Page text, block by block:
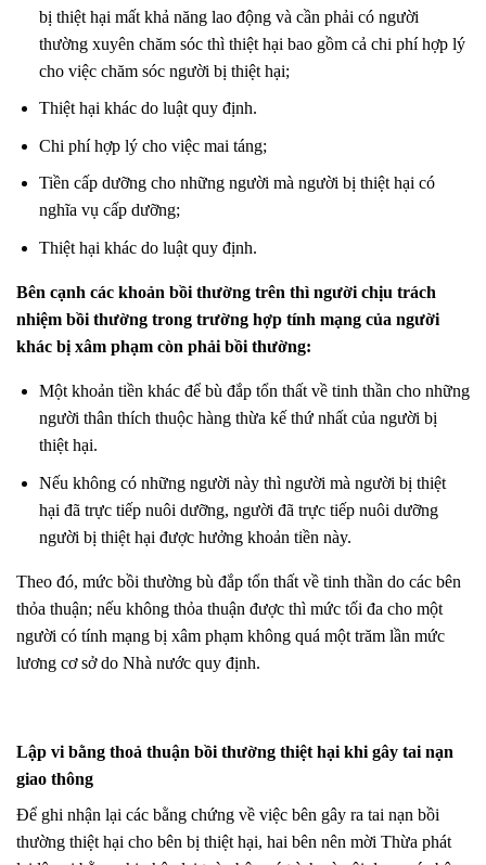
bị thiệt hại mất khả năng lao động và cần phải có người
thường xuyên chăm sóc thì thiệt hại bao gồm cả chi phí hợp lý
cho việc chăm sóc người bị thiệt hại;
Thiệt hại khác do luật quy định.
Chi phí hợp lý cho việc mai táng;
Tiền cấp dưỡng cho những người mà người bị thiệt hại có
nghĩa vụ cấp dưỡng;
Thiệt hại khác do luật quy định.
Bên cạnh các khoản bồi thường trên thì người chịu trách
nhiệm bồi thường trong trường hợp tính mạng của người
khác bị xâm phạm còn phải bồi thường:
Một khoản tiền khác để bù đắp tổn thất về tinh thần cho những
người thân thích thuộc hàng thừa kế thứ nhất của người bị
thiệt hại.
Nếu không có những người này thì người mà người bị thiệt
hại đã trực tiếp nuôi dưỡng, người đã trực tiếp nuôi dưỡng
người bị thiệt hại được hưởng khoản tiền này.
Theo đó, mức bồi thường bù đắp tổn thất về tinh thần do các bên
thỏa thuận; nếu không thỏa thuận được thì mức tối đa cho một
người có tính mạng bị xâm phạm không quá một trăm lần mức
lương cơ sở do Nhà nước quy định.
Lập vi bằng thoả thuận bồi thường thiệt hại khi gây tai nạn
giao thông
Để ghi nhận lại các bằng chứng về việc bên gây ra tai nạn bồi
thường thiệt hại cho bên bị thiệt hại, hai bên nên mời Thừa phát